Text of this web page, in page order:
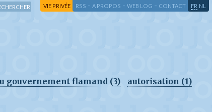
VIE PRIVÉE RSS - A PROPOS - WEB LOG - CONTACT FR NL
gouvernement flamand (3)
autorisation (1)